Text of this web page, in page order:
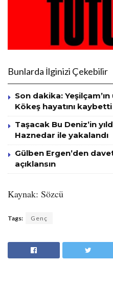
Bunlarda İlginizi Çekebilir
Son dakika:
Kökeş hayatını kaybetti
Taşacak Bu Deniz’in
Haznedar ile yakalandı
Gülben Ergen’den
açıklansın
Kaynak: Sözcü
Tags: Genç